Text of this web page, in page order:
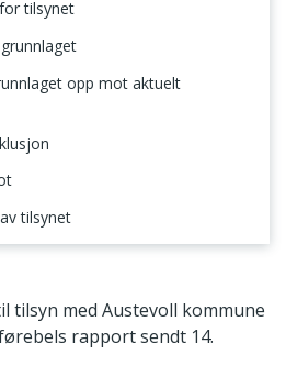
tilsynet
opp mot aktuelt
tilsynet
tilsyn med Austevoll kommune
rapport sendt 14.